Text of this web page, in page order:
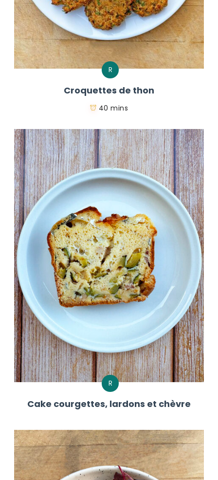
R
Croquettes de thon
40 mins
R
Cake courgettes, lardons et chèvre